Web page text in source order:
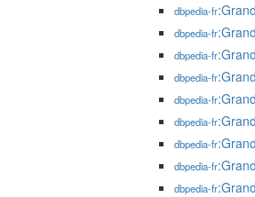
dbpedia-fr
dbpedia-fr
dbpedia-fr
dbpedia-fr
dbpedia-fr
dbpedia-fr
dbpedia-fr
dbpedia-fr
dbpedia-fr